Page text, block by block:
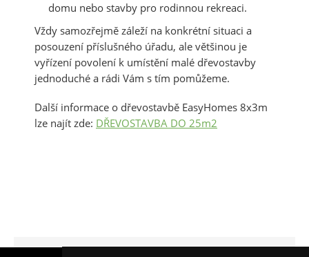
domu nebo stavby pro rodinnou rekreaci.
Vždy samozřejmě záleží na konkrétní situaci a
posouzení příslušného úřadu, ale většinou je
vyřízení povolení k umístění malé dřevostavby
jednoduché a rádi Vám s tím pomůžeme.
Další informace o dřevostavbě EasyHomes 8x3m
lze najít zde: DŘEVOSTAVBA DO 25m2